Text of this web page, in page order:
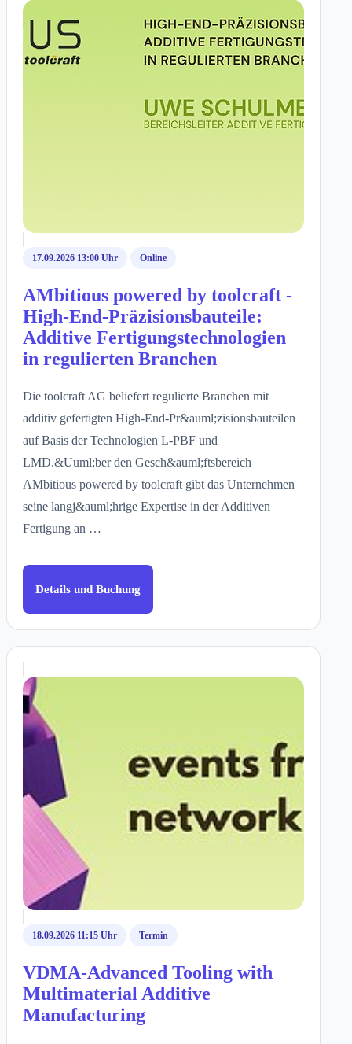
17.09.2026 13:00 Uhr Online
AMbitious powered by toolcraft -
High-End-Präzisionsbauteile:
Additive Fertigungstechnologien
in regulierten Branchen
Die toolcraft AG beliefert regulierte Branchen mit
additiv gefertigten High-End-Pr&auml;zisionsbauteilen
auf Basis der Technologien L-PBF und
LMD.&Uuml;ber den Gesch&auml;ftsbereich
AMbitious powered by toolcraft gibt das Unternehmen
seine langj&auml;hrige Expertise in der Additiven
Fertigung an …
Details und Buchung
18.09.2026 11:15 Uhr Termin
VDMA-Advanced Tooling with
Multimaterial Additive
Manufacturing